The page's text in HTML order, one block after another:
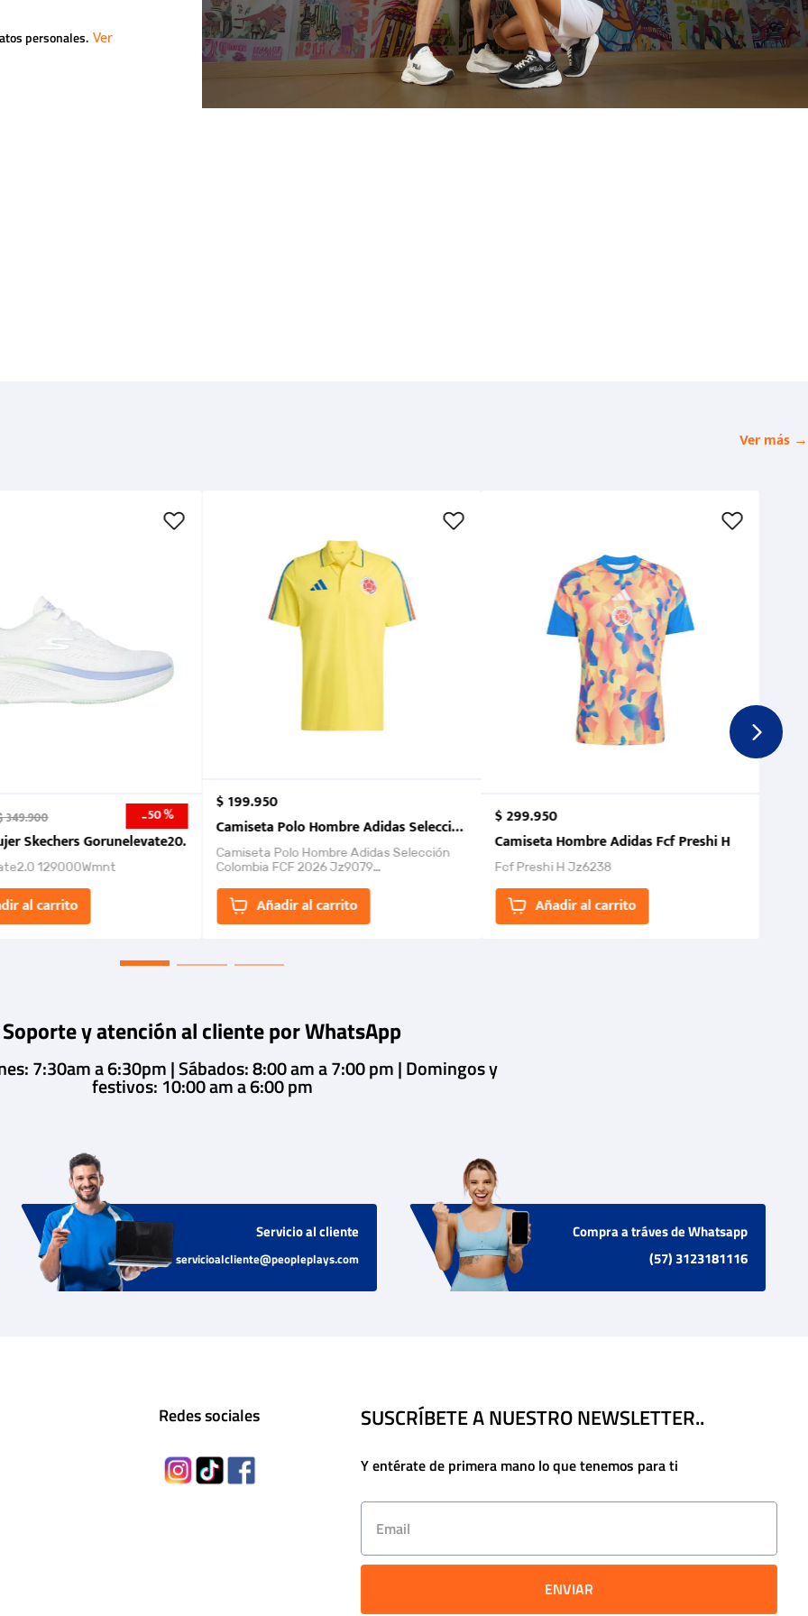
personales.
Ver más →
2026
349.900 -50 %
Skechers Gorunelevate20.
129000Wmnt
al carrito
$199.950
Camiseta Polo Hombre Adidas Selección Colombia FCF 2026.
Camiseta Polo Hombre Adidas Selección
Colombia FCF 2026 Jz9079
un estilo de...Añadir al carrito
$299.950
Camiseta Hombre Adidas Fcf Preshi H
Fcf Preshi H Jz6238
Añadir al carrito
Soporte y atención al cliente por WhatsApp
7:30am a 6:30pm | Sábados: 8:00 am a 7:00 pm | Domingos y
festivos: 10:00 am a 6:00 pm
Servicio al cliente
servicioalcliente@peopleplays.com
Compra a tráves de Whatsapp
(57) 3123181116
Redes sociales SUSCRÍBETE A NUESTRO NEWSLETTER..
Y entérate de primera mano lo que tenemos para ti
ENVIAR